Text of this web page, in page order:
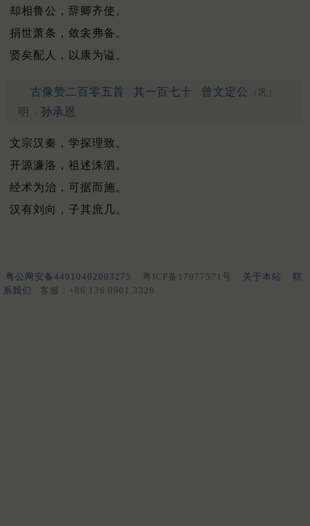
却相鲁公，辞卿齐使。
捐世萧条，敛衾弗备。
贤矣配人，以康为谥。
古像赞二百零五首 其一百七十 曾文定公 （巩）
明 · 孙承恩
文宗汉秦，学探理致。
开源濂洛，祖述洙泗。
经术为治，可据而施。
汉有刘向，子其庶几。
粤公网安备44010402003275 粤ICP备17077571号 关于本站
联
系我们
客服：+86 136 0901 3320